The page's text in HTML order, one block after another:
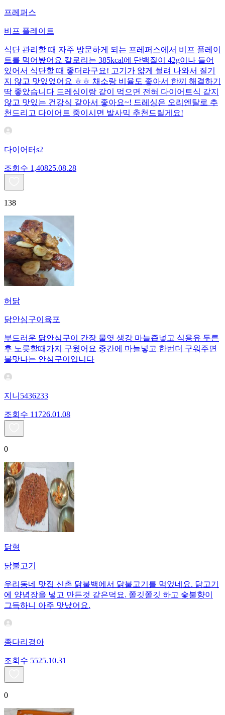
프레퍼스
비프 플레이트
식단 관리할 때 자주 방문하게 되는 프레퍼스에서 비프 플레이
트를 먹어봤어요 칼로리는 385kcal에 단백질이 42g이나 들어
있어서 식단할 때 좋더라구요! 고기가 얇게 썰려 나와서 질기
지 않고 맛있었어요 ㅎㅎ 채소랑 비율도 좋아서 한끼 해결하기
딱 좋았습니다 드레싱이랑 같이 먹으면 전혀 다이어트식 같지
않고 맛있는 건강식 같아서 좋아요~! 드레싱은 오리엔탈로 추
천드리고 다이어트 중이시면 발사믹 추천드릴게요!
다이어터s2
조회수 1,40825.08.28
138
허닭
닭안심구이육포
부드러운 닭안심구이 간장 물엿 생강 마늘즙넣고 식용유 두른
후 노릇할때가지 구윘어요 중간에 마늘넣고 한번더 구워주면
불맛나는 안심구이입니다
지니5436233
조회수 11726.01.08
0
닭형
닭불고기
우리동네 맛집 신촌 닭불백에서 닭불고기를 먹었네요. 닭고기
에 양념장을 넣고 만든것 같은덕요. 쫄깃쫄깃 하고 숯불향이
그득하니 아주 맛났어요.
종다리경아
조회수 5525.10.31
0